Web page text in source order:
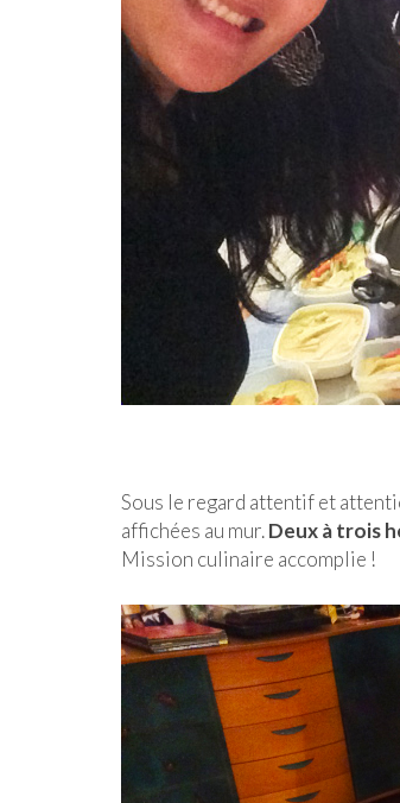
Sous le regard attentif et
affichées au mur.Deux à trois
Mission culinaire accomplie !